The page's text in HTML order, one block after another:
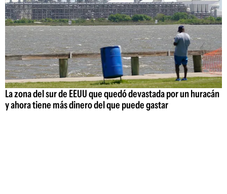
La zona del sur de EEUU que quedó devastada por un huracán
y ahora tiene más dinero del que puede gastar